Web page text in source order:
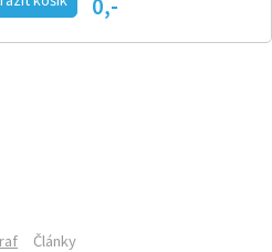
0,-
AKCÍ
MAGAZÍN
Články